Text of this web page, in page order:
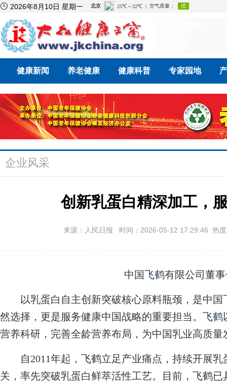
 2026年8月10日 星期一
健康新闻 养老健康 健康科普 专家园地
企业风采
创新乳蛋白精深加工，
来源：人民日报 时间：2026-05-12 17:29:46 热
中国飞鹤有限公司董
以乳蛋白自主创新突破核心原料瓶颈，是中国
然选择，更是服务健康中国战略的重要担当。 飞鹤
营养科研，完善全龄营养布局，为中国乳业高质量
自2011年起，飞鹤立足产业痛点，持续开展乳
关，率先突破乳蛋白鲜萃活性工艺。目前，飞鹤